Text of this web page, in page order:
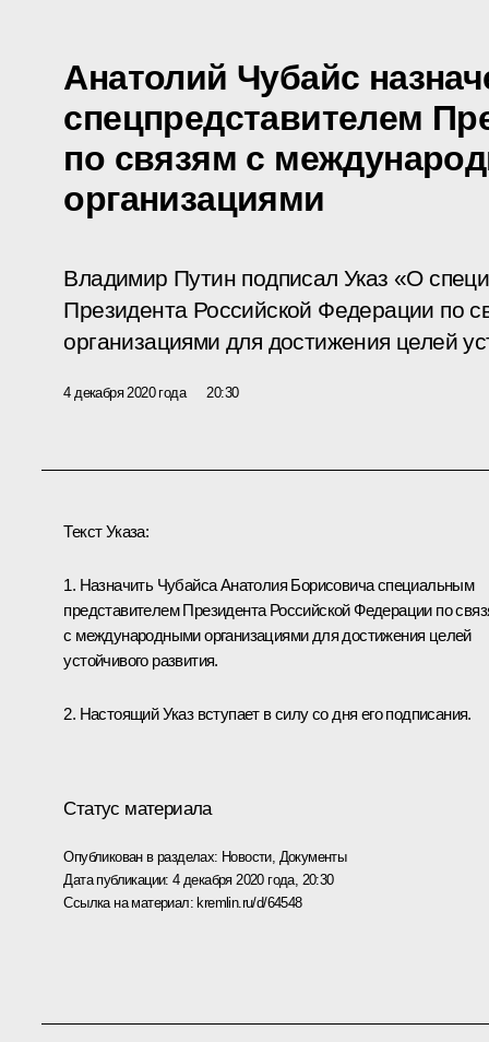
Анатолий Чубайс
спецпредставителем
по связям с
организациями
Владимир Путин подписал Указ «О
Президента Российской Федерации по
организациями для достижения целей
4 декабря 2020 года 20:30
Текст Указа:
1. Назначить Чубайса Анатолия Борисовича специальным
представителем Президента Российской Федерации по
с международными организациями для достижения целей
устойчивого развития.
2. Настоящий Указ вступает в силу со дня его подписания.
Статус материала
Опубликован в разделах: Новости, Документы
Дата публикации:4 декабря 2020 года, 20:30
Ссылка на материал: kremlin.ru/d/64548